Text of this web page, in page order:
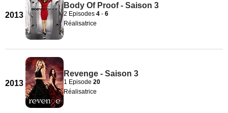
2013
Body Of Proof - Saison 3
2 Episodes 4 - 6
Réalisatrice
2013
Revenge - Saison 3
1 Episode 20
Réalisatrice